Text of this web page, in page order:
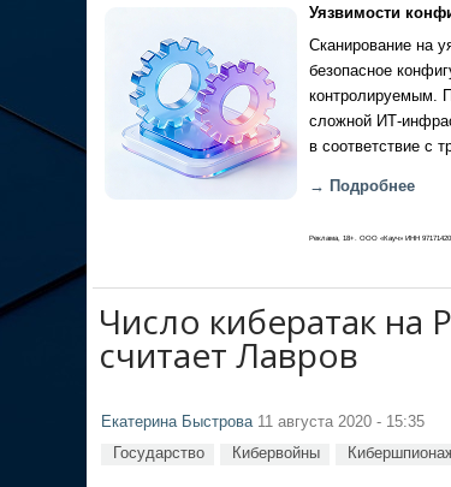
Уязвимости
Сканирование на
безопасное
контролируемым.
сложной ИТ-
в соответствие с
→ Подробнее
Реклама, 18+. ООО «Кауч» ИНН
Число кибератак на
считает Лавров
Екатерина Быстрова11 августа 2020 - 15:35
Государство Кибервойны